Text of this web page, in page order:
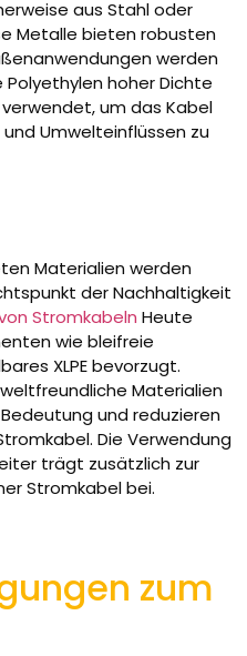
aus Stahl oder
Metalle bieten robusten
werden
hoher Dichte
um das Kabel
Umwelteinflüssen zu
Materialien werden
der Nachhaltigkeit
Stromkabeln Heute
wie bleifreie
XLPE bevorzugt.
Materialien
und reduzieren
Die Verwendung
trägt zusätzlich zur
Stromkabel bei.
zum